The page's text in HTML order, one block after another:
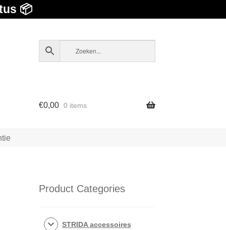
📦
€0,00 0 items
Product Categories
STRIDA accessoires